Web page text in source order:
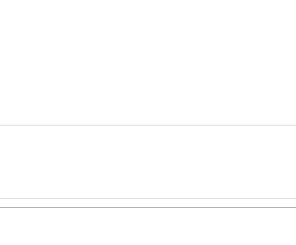
していた経験から経営者からの相談が多い。教育資金、